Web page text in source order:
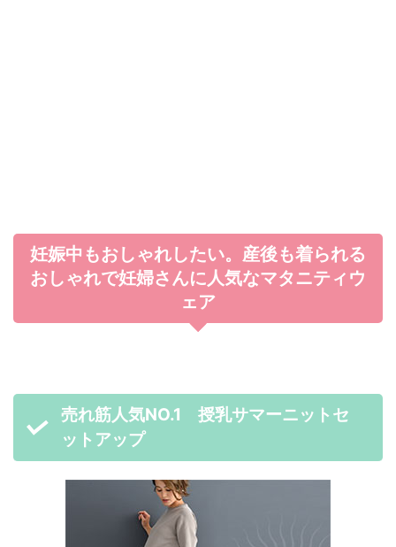
妊娠中もおしゃれしたい。産後も着られる
おしゃれで妊婦さんに人気なマタニティウ
ェア
売れ筋人気NO.1 授乳サマーニットセ
ットアップ